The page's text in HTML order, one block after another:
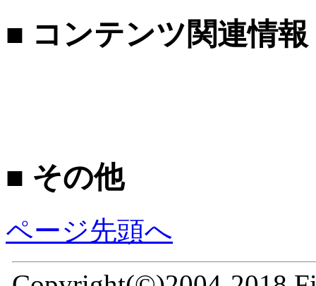
■ コンテンツ関連情報
■ その他
ページ先頭へ